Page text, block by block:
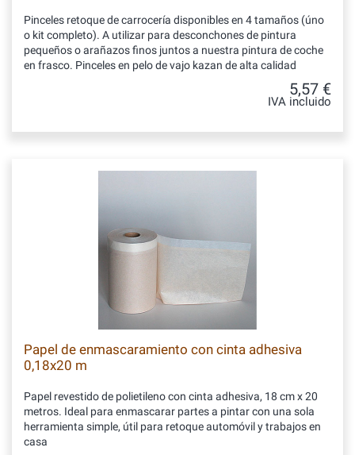
Pinceles retoque de carrocería disponibles en 4 tamaños (úno
o kit completo). A utilizar para desconchones de pintura
pequeños o arañazos finos juntos a nuestra pintura de coche
en frasco. Pinceles en pelo de vajo kazan de alta calidad
5,57 €
IVA incluido
Papel de enmascaramiento con cinta adhesiva
0,18x20 m
Papel revestido de polietileno con cinta adhesiva, 18 cm x 20
metros. Ideal para enmascarar partes a pintar con una sola
herramienta simple, útil para retoque automóvil y trabajos en
casa